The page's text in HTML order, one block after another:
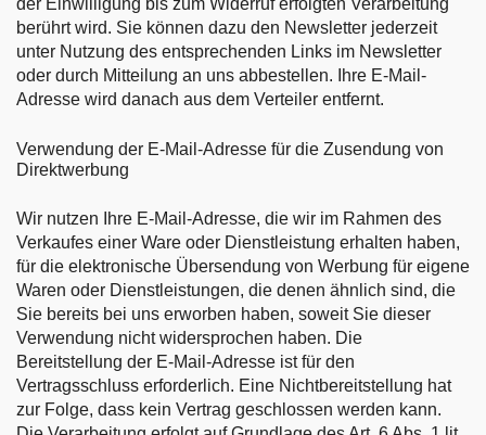
der Einwilligung bis zum Widerruf erfolgten Verarbeitung
berührt wird. Sie können dazu den Newsletter jederzeit
unter Nutzung des entsprechenden Links im Newsletter
oder durch Mitteilung an uns abbestellen. Ihre E-Mail-
Adresse wird danach aus dem Verteiler entfernt.
Verwendung der E-Mail-Adresse für die Zusendung von
Direktwerbung
Wir nutzen Ihre E-Mail-Adresse, die wir im Rahmen des
Verkaufes einer Ware oder Dienstleistung erhalten haben,
für die elektronische Übersendung von Werbung für eigene
Waren oder Dienstleistungen, die denen ähnlich sind, die
Sie bereits bei uns erworben haben, soweit Sie dieser
Verwendung nicht widersprochen haben. Die
Bereitstellung der E-Mail-Adresse ist für den
Vertragsschluss erforderlich. Eine Nichtbereitstellung hat
zur Folge, dass kein Vertrag geschlossen werden kann.